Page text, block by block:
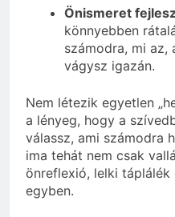
Önismeret
könnyebben
számodra, mi az,
vágysz igazán.
Nem létezik egyetlen
a lényeg, hogy a
válassz, ami számodra
ima tehát nem csak
önreflexió, lelki táplálék
egyben.